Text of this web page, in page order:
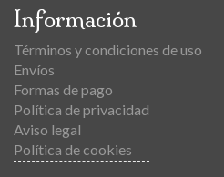
Información
Términos y condiciones de uso
Envíos
Formas de pago
Política de privacidad
Aviso legal
Política de cookies